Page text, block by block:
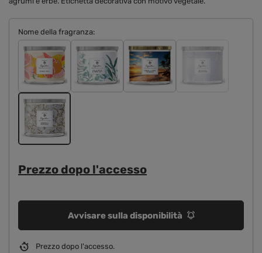
Nome della fragranza
Prezzo dopo l'accesso
Avvisare sulla disponibilità
Prezzo dopo l'accesso